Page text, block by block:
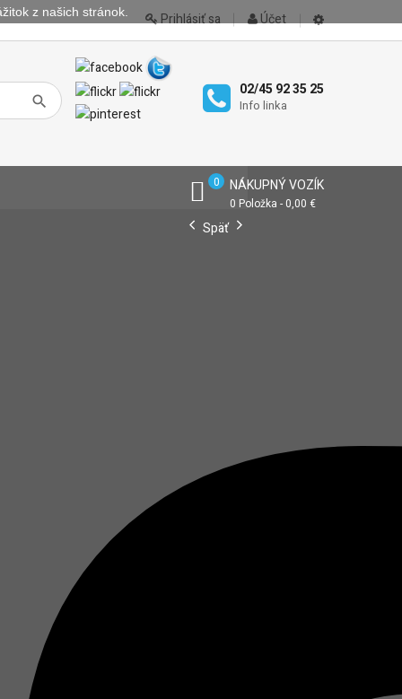
Účet
Prihlásiť sa
02/45 92 35 25
Info linka
NÁKUPNÝ VOZÍK
0 Položka - 0,00 €
0
Späť
z našich stránok.